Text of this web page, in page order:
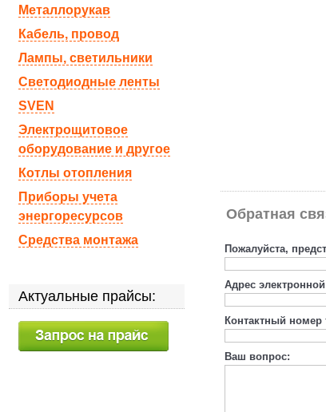
Обратная
Пожалуйста,
Адрес
Контактный номер
Ваш вопрос:
Металлорукав
Кабель, провод
Лампы, светильники
Светодиодные ленты
SVEN
Электрощитовое
оборудование и другое
Котлы отопления
Приборы учета
энергоресурсов
Средства монтажа
Актуальные прайсы: